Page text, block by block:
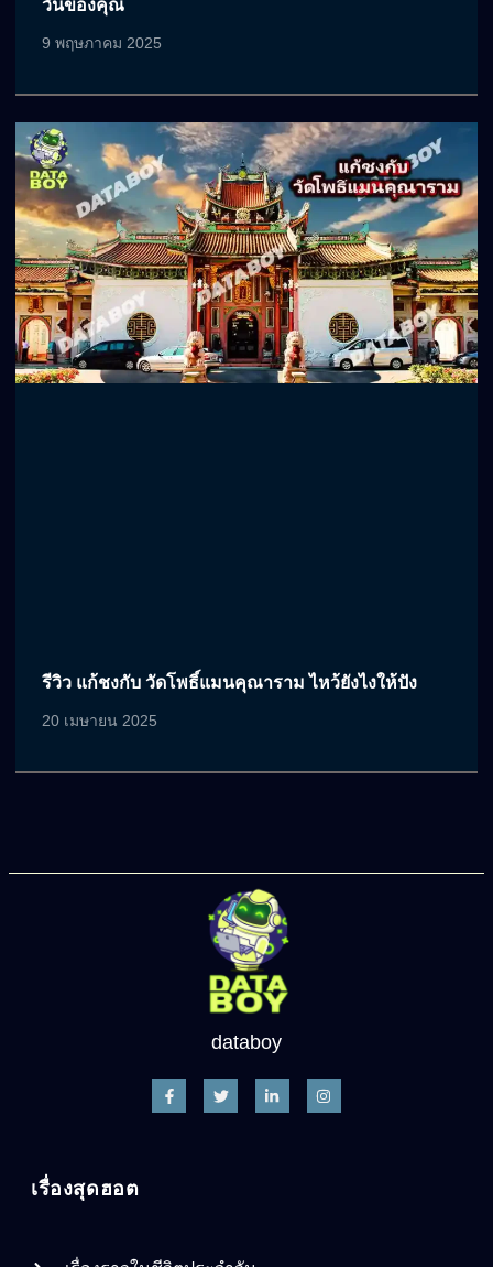
วันของคุณ
9 พฤษภาคม 2025
รีวิว แก้ชงกับ วัดโพธิ์แมนคุณาราม ไหว้ยังไงให้ปัง
20 เมษายน 2025
databoy
เรื่องสุดฮอต